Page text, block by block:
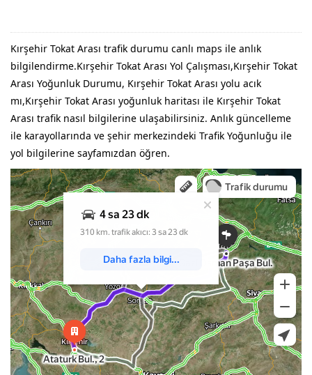
Kırşehir Tokat Arası trafik durumu canlı maps ile anlık
bilgilendirme.Kırşehir Tokat Arası Yol Çalışması,Kırşehir Tokat
Arası Yoğunluk Durumu, Kırşehir Tokat Arası yolu acık
mı,Kırşehir Tokat Arası yoğunluk haritası ile Kırşehir Tokat
Arası trafik nasıl bilgilerine ulaşabilirsiniz. Anlık güncelleme
ile karayollarında ve şehir merkezindeki Trafik Yoğunluğu ile
yol bilgilerine sayfamızdan öğren.